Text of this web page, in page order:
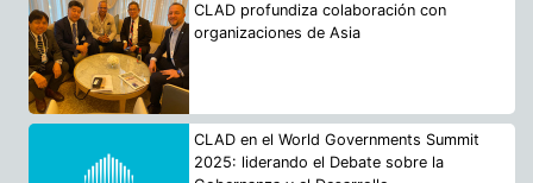
CLAD profundiza colaboración con
organizaciones de Asia
CLAD en el World Governments Summit
2025: liderando el Debate sobre la